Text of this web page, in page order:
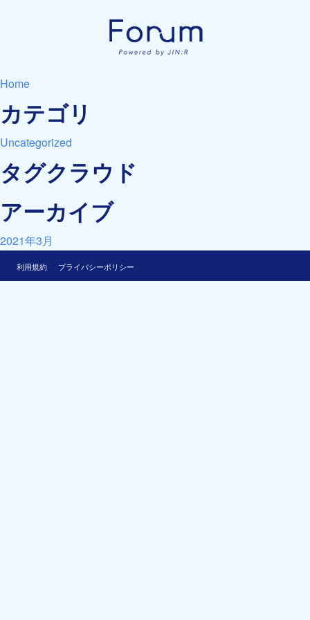
Home
カテゴリ
Uncategorized
タグクラウド
アーカイブ
2021年3月
利用規約 プライバシーポリシー